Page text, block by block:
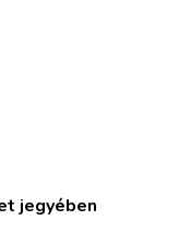
jegyében